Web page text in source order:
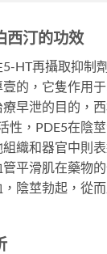
西汀的功效
HT再攝取抑制
的，它隻作用
早泄的目的，
性，PDE5在陰
織和器官中則
平滑肌在藥物
陰莖勃起，從